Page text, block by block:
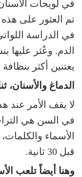
في لويحات
تم العثور على
في الدراسة
الدم. وعُثر عليها
يعتنين أكثر
الدماغ
لا يقف الأمر عند
في السن هي
الأسماء
قبل 30 ثانية.
وهنا أيضاً تلعب